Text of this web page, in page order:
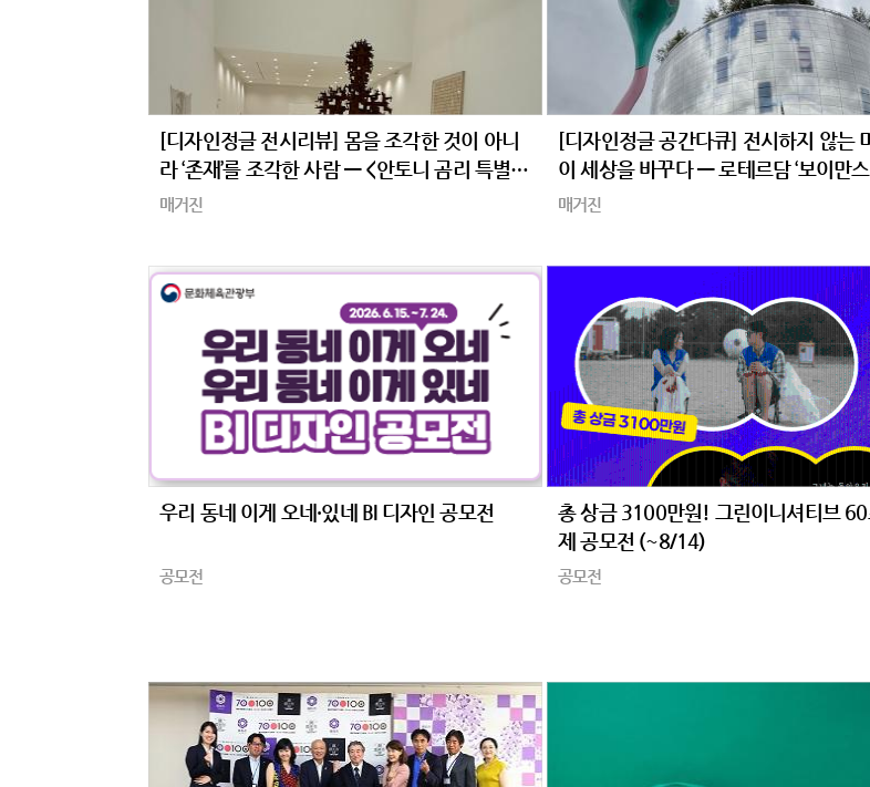
[디자인정글 전시리뷰] 몸을 조각한 것이 아니
라 ‘존재’를 조각한 사람 — <안토니 곰리 특별전
‘Geestgrond’>
매거진
[디자인정글 공간다큐] 전시하지 않는
이 세상을 바꾸다 — 로테르담 ‘보이만
닝겐 데포’
매거진
우리 동네 이게 오네·있네 BI 디자인 공모전
공모전
총 상금 3100만원! 그린이니셔티브 60초 영화
제 공모전 (~8/14)
공모전